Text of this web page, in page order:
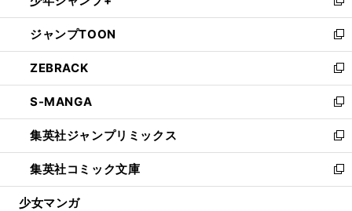
開
く
ウ
で
開
く
ン
ド
ウ
で
開
く
い
ウ
ィ
ン
ド
ウ
で
開
く
新
し
い
ウ
ィ
ン
ド
ウ
で
開
く
ジャンプTOON
新
し
い
ウ
ィ
ン
ド
ウ
で
開
ZEBRACK
新
し
い
ウ
ィ
ン
ド
ウ
S-MANGA
新
し
い
ウ
ィ
ン
集英社ジャンプリミックス
新
し
い
ウ
集英社コミック文庫
新
し
少女マンガ